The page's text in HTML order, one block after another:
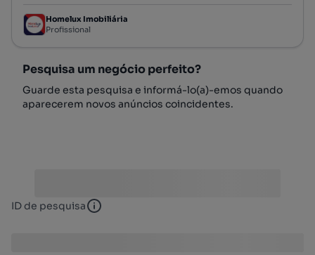
Homelux Imobiliária
Profissional
Pesquisa um negócio perfeito?
Guarde esta pesquisa e informá-lo(a)-emos quando
aparecerem novos anúncios coincidentes.
ID de pesquisa ID de pesquisa